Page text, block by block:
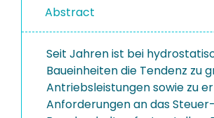
Abstract
Seit Jahren ist bei
Baueinheiten die Tendenz zu
Antriebsleistungen sowie zu
Anforderungen an das